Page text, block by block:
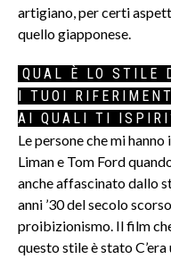
artigiano, per certi
quello giapponese.
QUAL È LO STILE
I TUOI
AI QUALI TI
Le persone che mi
Liman e Tom Ford
anche affascinato dallo
anni ’30 del secolo
proibizionismo. Il film
questo stile è stato